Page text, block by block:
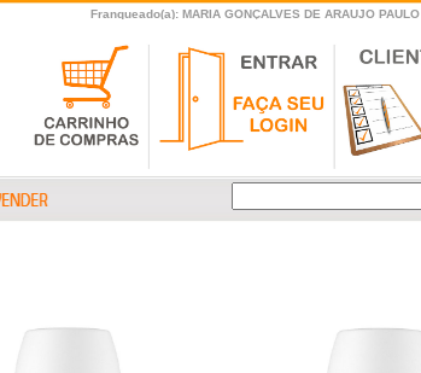
Franqueado(a): MARIA GONÇALVES DE ARAUJO PAULO